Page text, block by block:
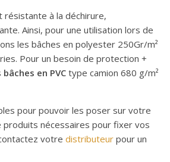
à la déchirure,
Ainsi, pour une utilisation lors de
les bâches en polyester 250Gr/m²
Pour un besoin de protection +
bâches en PVC type camion 680 g/m²
pour pouvoir les poser sur votre
produits nécessaires pour fixer vos
votre distributeur pour un